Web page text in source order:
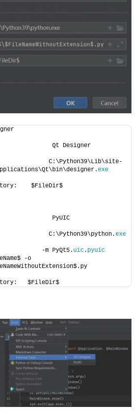
Qt Designer
C:\Python39\Lib\site-
exe
$FileDir$
PyUIC
C:\Python39\python.exe
-m PyQt5. uic. pyuic
-o
$FileDir$